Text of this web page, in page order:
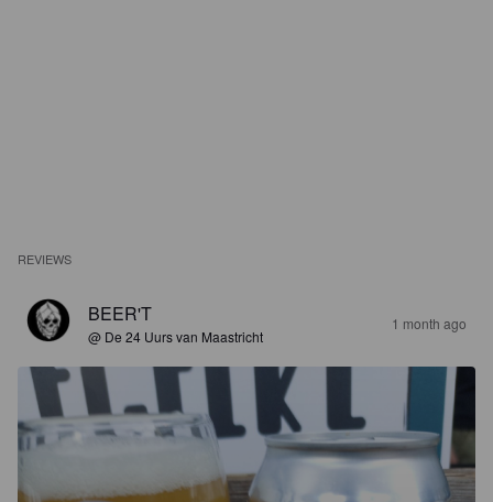
REVIEWS
BEER'T
@ De 24 Uurs van Maastricht
1 month ago